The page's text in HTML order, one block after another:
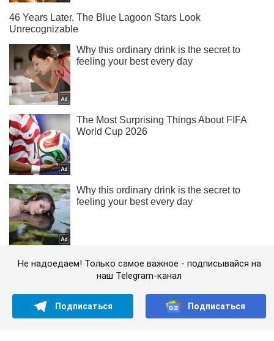
Не надоедаем! Только самое важное - подписывайся на
наш Telegram-канал
Подписаться Подписаться